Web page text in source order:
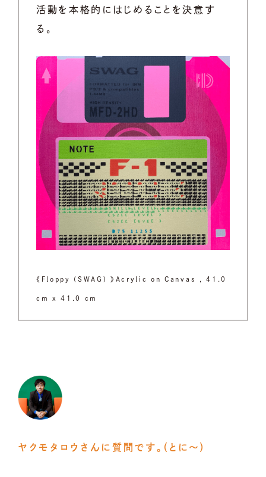
活動を本格的にはじめることを決意す
る。
《Floppy (SWAG) 》Acrylic on Canvas , 41.0
cm x 41.0 cm
ヤクモタロウさんに質問です。（とに〜）